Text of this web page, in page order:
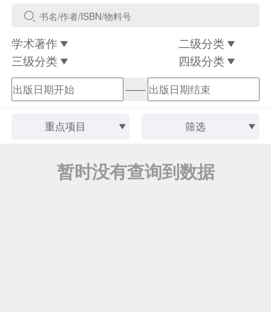
学术著作
二级分类
三级分类
四级分类
——
重点项目 筛选
暂时没有查询到数据